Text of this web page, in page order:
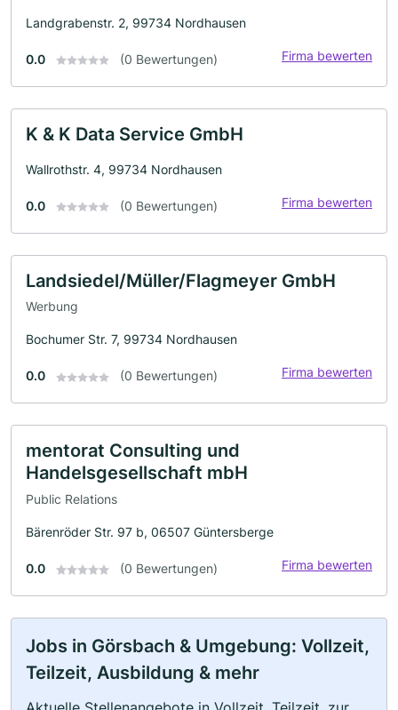
Landgrabenstr. 2, 99734 Nordhausen
0.0 (0 Bewertungen) Firma bewerten
K & K Data Service GmbH
Wallrothstr. 4, 99734 Nordhausen
0.0 (0 Bewertungen) Firma bewerten
Landsiedel/Müller/Flagmeyer GmbH
Werbung
Bochumer Str. 7, 99734 Nordhausen
0.0 (0 Bewertungen) Firma bewerten
mentorat Consulting und
Handelsgesellschaft mbH
Public Relations
Bärenröder Str. 97 b, 06507 Güntersberge
0.0 (0 Bewertungen) Firma bewerten
Jobs in Görsbach & Umgebung: Vollzeit,
Teilzeit, Ausbildung & mehr